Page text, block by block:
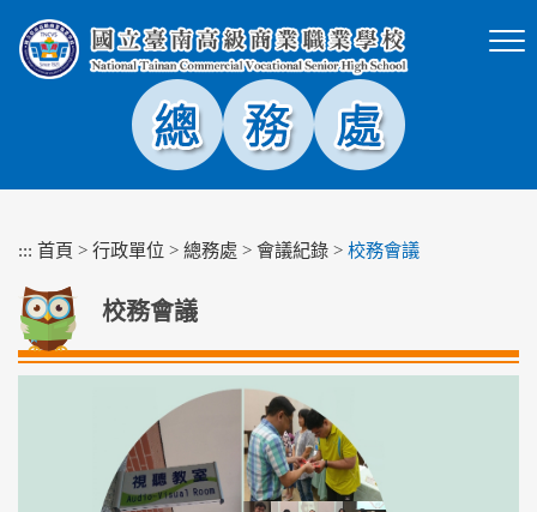
塊
::: 首頁 > 行政單位 > 總務處 > 會議紀錄 > 校務會議
校務會議